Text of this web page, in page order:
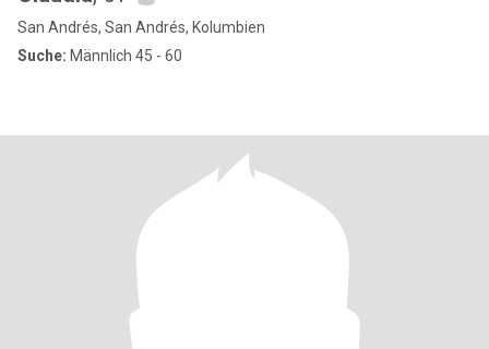
San Andrés, San Andrés, Kolumbien
Suche: Männlich 45 - 60